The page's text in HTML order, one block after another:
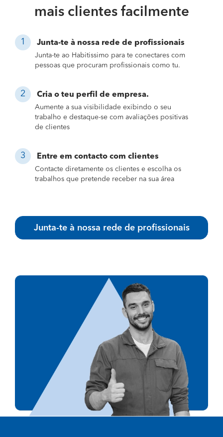
mais clientes facilmente
Junta-te à nossa rede de profissionais
Junta-te ao Habitissimo para te conectares com
pessoas que procuram profissionais como tu.
Cria o teu perfil de empresa.
Aumente a sua visibilidade exibindo o seu
trabalho e destaque-se com avaliações positivas
de clientes
Entre em contacto com clientes
Contacte diretamente os clientes e escolha os
trabalhos que pretende receber na sua área
Junta-te à nossa rede de profissionais